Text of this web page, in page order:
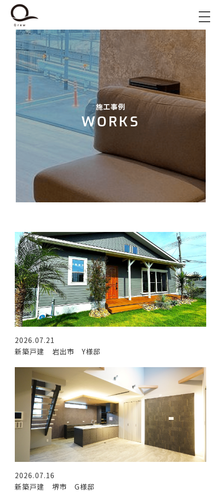
施工事例
WORKS
2026.07.21
新築戸建 岩出市 Y様邸
2026.07.16
新築戸建 堺市 G様邸